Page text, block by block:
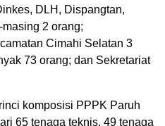
DLH, Dispangtan,
2 orang;
Cimahi Selatan 3
73 orang; dan Sekretariat
komposisi PPPK Paruh
65 tenaga teknis, 49 tenaga